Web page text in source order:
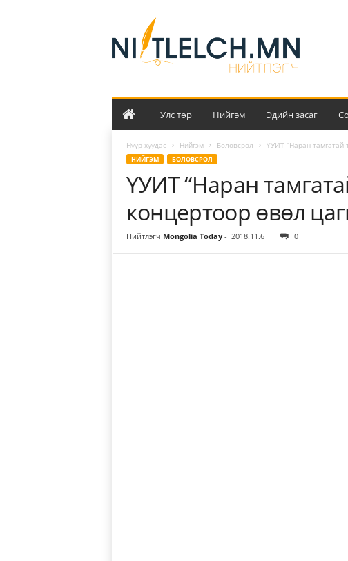
й
т
л
Улс төр Нийгэм Эдийн засаг
Нүүр хуудас Нийгэм Боловсрол ҮУИТ “Наран тамгатай
НИЙГЭМ БОЛОВСРОЛ
ҮУИТ “Наран
концертоор өвөл
Нийтлэгч Mongolia Today- 2018.11.6 0